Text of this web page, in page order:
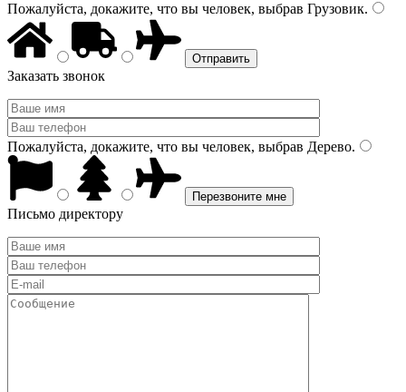
Пожалуйста, докажите, что вы человек, выбрав Грузовик.
Заказать звонок
Пожалуйста, докажите, что вы человек, выбрав Дерево.
Письмо директору